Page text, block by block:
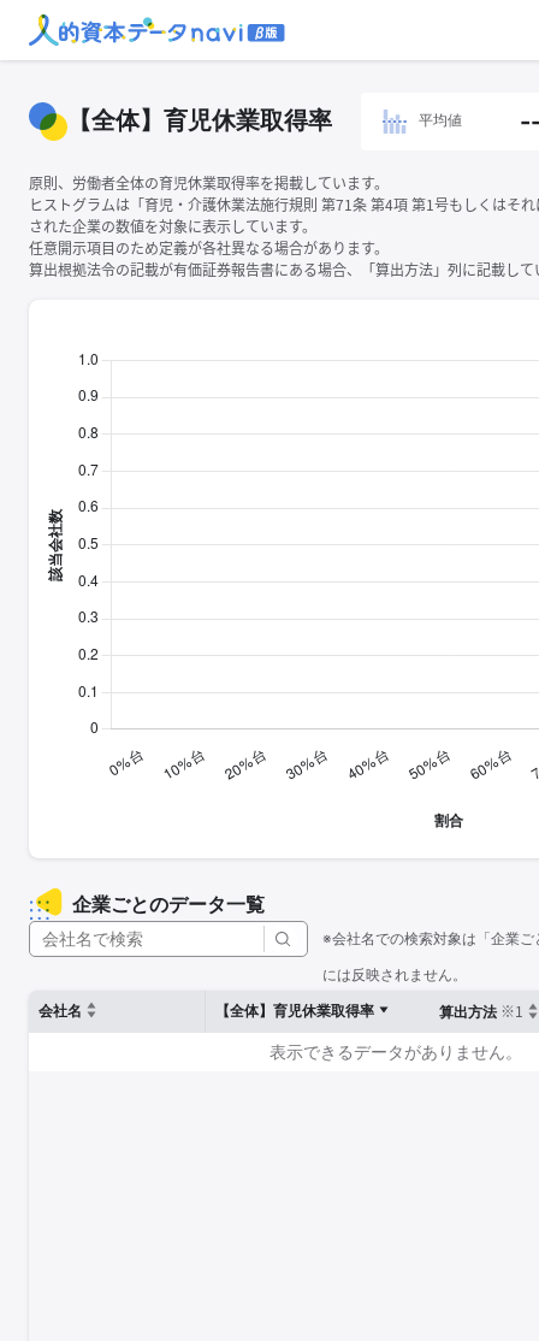
【全体】育児休業取得率 平均値
原則、労働者全体の育児休業取得率を掲載しています。
ヒストグラムは「育児・介護休業法施行規則 第71条 第4項 第1号もしくはそ
された企業の数値を対象に表示しています。
任意開示項目のため定義が各社異なる場合があります。
算出根拠法令の記載が有価証券報告書にある場合、「算出方法」列に記載し
企業ごとのデータ一覧
※会社名での検索対象は「企業
には反映されません。
会社名
【全体】育児休業取得率 算出方法 ※1
表示できるデータがありません。